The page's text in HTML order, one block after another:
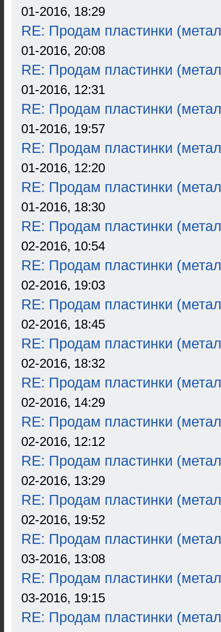
01-2016, 18:29
RE: Продам пластинки
01-2016, 20:08
RE: Продам пластинки
01-2016, 12:31
RE: Продам пластинки
01-2016, 19:57
RE: Продам пластинки
01-2016, 12:20
RE: Продам пластинки
01-2016, 18:30
RE: Продам пластинки
02-2016, 10:54
RE: Продам пластинки
02-2016, 19:03
RE: Продам пластинки
02-2016, 18:45
RE: Продам пластинки
02-2016, 18:32
RE: Продам пластинки
02-2016, 14:29
RE: Продам пластинки
02-2016, 12:12
RE: Продам пластинки
02-2016, 13:29
RE: Продам пластинки
02-2016, 19:52
RE: Продам пластинки
03-2016, 13:08
RE: Продам пластинки
03-2016, 19:15
RE: Продам пластинки